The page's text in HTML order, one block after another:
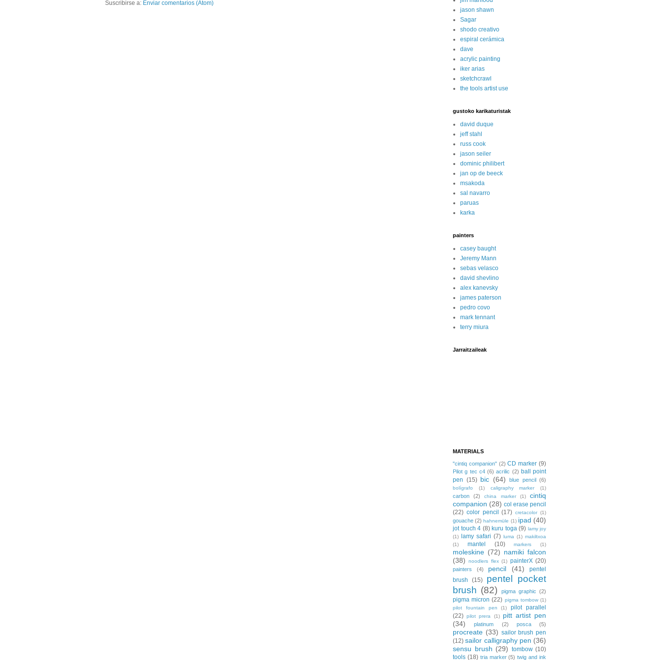
Suscribirse a: Enviar comentarios (Atom)
jason shawn
Sagar
shodo creativo
espiral cerámica
dave
acrylic painting
iker arias
sketchcrawl
the tools artist use
gustoko karikaturistak
david duque
jeff stahl
russ cook
jason seiler
dominic philibert
jan op de beeck
msakoda
sal navarro
paruas
karka
painters
casey baught
Jeremy Mann
sebas velasco
david shevlino
alex kanevsky
james paterson
pedro covo
mark tennant
terry miura
Jarraitzaileak
MATERIALS
"cintiq companion" (2) CD marker (9)
Pilot g tec c4 (6) acrilic (2) ball point
pen (15) bic (64) blue pencil (6)
bolígrafo (1) caligraphy marker (1)
carbon (2) china marker (1)
cintiq
companion (28) col erase pencil
(22) color pencil (17) cretacolor (1)
gouache (2) hahnemüle (1) ipad (40)
jot touch 4 (8) kuru toga (9) lamy joy
(1) lamy safari (7) luma (1) makiltxoa
(1)
mantel (10) markers (1)
moleskine (72) namiki falcon
(38)
noodlers flex (1) painterX (20)
painters (4) pencil (41)
pentel
brush
(15)
pentel pocket
brush (82) pigma graphic (2)
pigma micron (22) pigma tombow (1)
pilot fountain pen
(1)
pilot parallel
(22) pilot prera (1)
pitt artist pen
(34)
platinum (2) posca (5)
procreate (33) sailor brush pen
(12) sailor calligraphy pen (36)
sensu brush (29) tombow (10)
tools (18) tria marker (5) twig and ink